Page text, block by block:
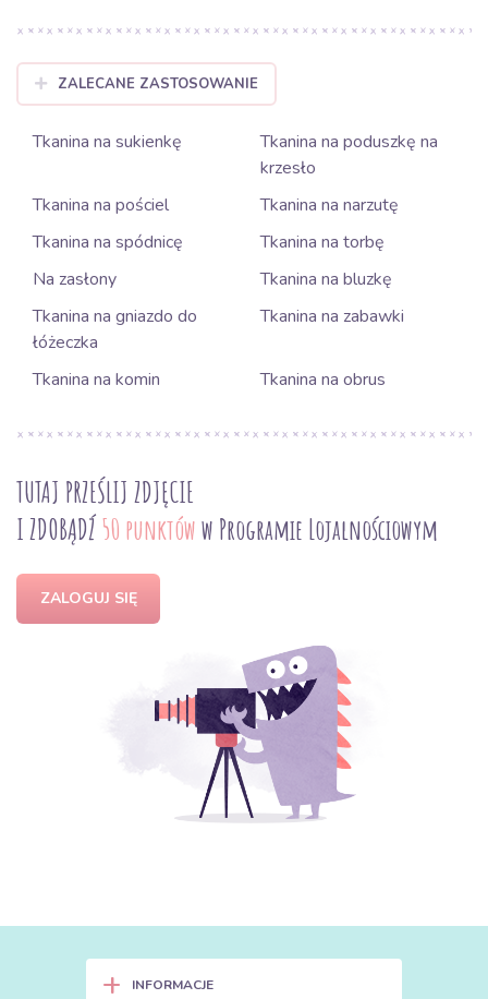
ZALECANE ZASTOSOWANIE
Tkanina na sukienkę
Tkanina na poduszkę na
krzesło
Tkanina na pościel
Tkanina na narzutę
Tkanina na spódnicę
Tkanina na torbę
Na zasłony
Tkanina na bluzkę
Tkanina na gniazdo do
łóżeczka
Tkanina na zabawki
Tkanina na komin Tkanina na obrus
TUTAJ PRZEŚLIJ ZDJĘCIE
I ZDOBĄDŹ 50 punktóww Programie Lojalnościowym
ZALOGUJ SIĘ
+ INFORMACJE